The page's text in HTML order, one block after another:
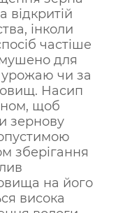
відкритій
інколи
частіше
для
урожаю чи за
Насип
щоб
зернову
зберігання
на його
висока